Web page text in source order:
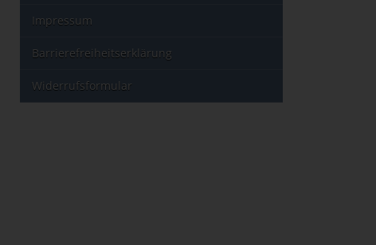
Impressum
Barrierefreiheitserklärung
Widerrufsformular